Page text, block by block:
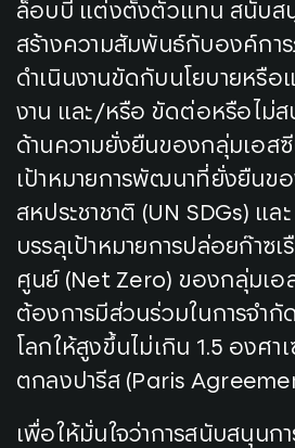
ล็อบบี้ แต่งตั้งตัวแทน สนับส
สร้างความสัมพันธ์กับองค์กา
ดำเนินงานขัดกับนโยบายหรือ
งาน และ/หรือ ขัดต่อหรือไม่
ด้านความยั่งยืนของกลุ่มเอส
เป้าหมายการพัฒนาที่ยั่งยืนข
สหประชาชาติ (UN SDGs) แล
บรรลุเป้าหมายการปล่อยก๊าซ
ศูนย์ (Net Zero) ของกลุ่มเอ
ต้องการมีส่วนร่วมในการจำ
โลกให้สูงขึ้นไม่เกิน 1.5 องศา
ตกลงปารีส (Paris
เพื่อให้มั่นใจว่าการสนับสนุนก